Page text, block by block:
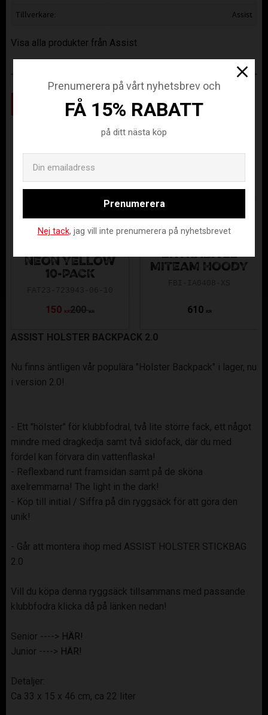
Tillverkare Assist
Visa alla produkter från Assist
FATPIPE BALL
NEON YELLOW
10-PACK
150 KR200 KR
ENTRADA 22
MITEAM HOODY
610 KR
ASSIST HOLSTER BACKPACK 2.0
Nu finns äntligen vår populära "Holster Backpack" i lager, nu
i version 2.0!
- Ett "hölster" för klubbfodral, två lite större fack, ett något
mindre med dragkedja samt två sidofack, där du med
fördel kan förvara din vattenflaska!
- Reflexband runt framsidan samt på de sköna
axelremmarna! The light in the dark!
- Köp till initial / Siffra på din ryggsäck för att göra den
unik!
- Går att montera ihop med ASSIST HOLSTER STICKBAG
2.0
Vill du köpa denna ryggsäck tillsammans med passande
klubbfodra klicka då på länken nedan!
Senior ----> HÄR!
Junior ----> HÄR!
Detaljer:
Ca 33 x 15 x 46 cm, ca 22 liter
Prenumerera på vårt nyhetsbrev och
FÅ 15% RABATT
på ditt nästa köp
Prenumerera
Nej tack, jag vill inte prenumerera på nyhetsbrevet